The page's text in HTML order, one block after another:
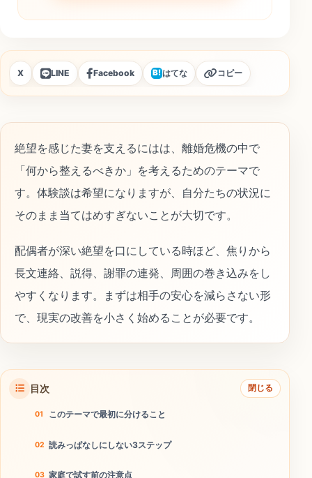
X LINE Facebook B!はてな コピー
絶望を感じた妻を支えるにはは、離婚危機の中で
「何から整えるべきか」を考えるためのテーマで
す。体験談は希望になりますが、自分たちの状況に
そのまま当てはめすぎないことが大切です。
配偶者が深い絶望を口にしている時ほど、焦りから
長文連絡、説得、謝罪の連発、周囲の巻き込みをし
やすくなります。まずは相手の安心を減らさない形
で、現実の改善を小さく始めることが必要です。
目次 閉じる
このテーマで最初に分けること
読みっぱなしにしない3ステップ
家庭で試す前の注意点